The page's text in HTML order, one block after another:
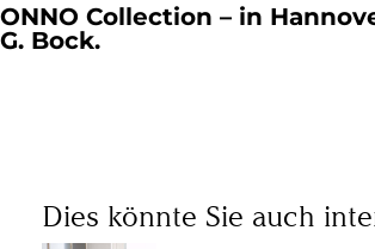
ONNO Collection – in
G. Bock.
Dies könnte Sie auch